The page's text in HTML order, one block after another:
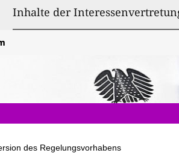
Inhalte der
des Regelungsvorhabens